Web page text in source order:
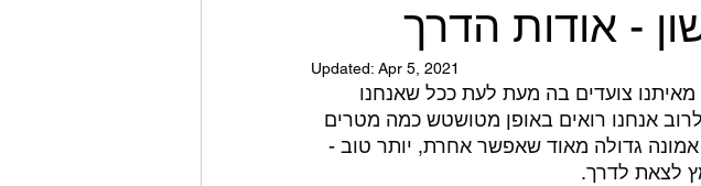
- אודות הדרך
Updated: Apr 5, 2021
צועדים בה מעת לעת ככל שאנחנו
אנחנו רואים באופן מטושטש כמה מטרים
גדולה מאוד שאפשר אחרת, יותר טוב -
לצאת לדרך.